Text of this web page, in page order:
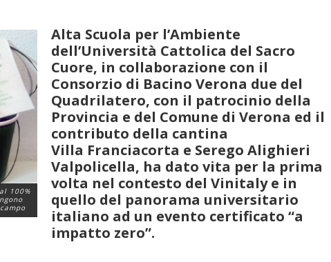
100%
Alta Scuola per l’Ambiente
dell’Università Cattolica del Sacro
Cuore, in collaborazione con il
Consorzio di Bacino Verona due del
Quadrilatero, con il patrocinio della
Provincia e del Comune di Verona ed il
contributo della cantina
Villa Franciacorta e Serego Alighieri
Valpolicella, ha dato vita per la prima
volta nel contesto del Vinitaly e in
quello del panorama universitario
italiano ad un evento certificato “a
impatto zero”.